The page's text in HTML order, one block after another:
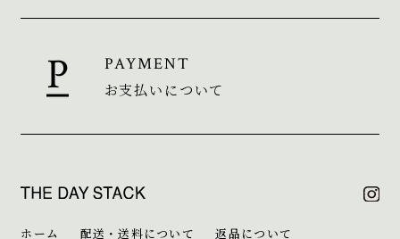
PAYMENT
お支払いについて
ホーム 配送・送料について 返品について